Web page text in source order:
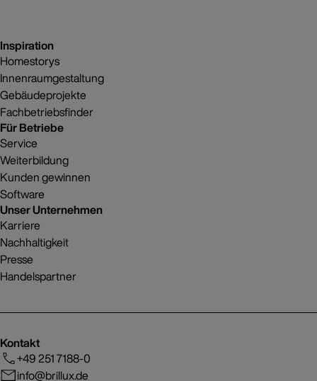
Inspiration
Homestorys
Innenraumgestaltung
Gebäudeprojekte
Fachbetriebsfinder
Für Betriebe
Service
Weiterbildung
Kunden gewinnen
Software
Unser Unternehmen
Karriere
Nachhaltigkeit
Presse
Handelspartner
Kontakt
+49 251 7188-0
info@brillux.de